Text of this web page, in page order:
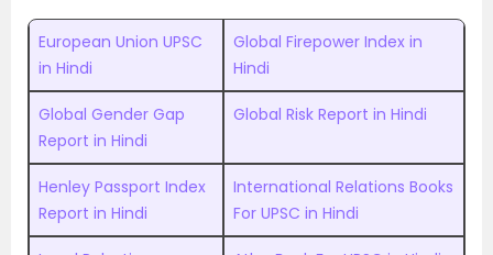
European Union UPSC
in Hindi
Global Firepower Index in
Hindi
Global Gender Gap
Report in Hindi
Global Risk Report in Hindi
Henley Passport Index
Report in Hindi
International Relations Books
For UPSC in Hindi